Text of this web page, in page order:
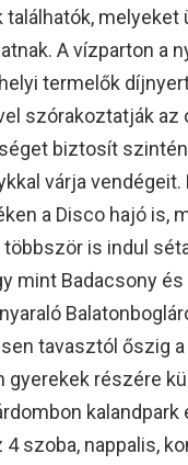
A vízparton a
termelők
szórakoztatják az
biztosít
várja
a Disco hajó is,
is indul
mint Badacsony
tavasztól őszig
gyerekek részére
4 szoba, nappalis,